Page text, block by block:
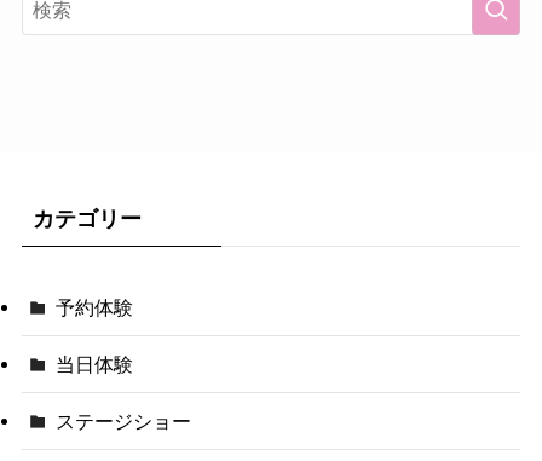
カテゴリー
予約体験
当日体験
ステージショー